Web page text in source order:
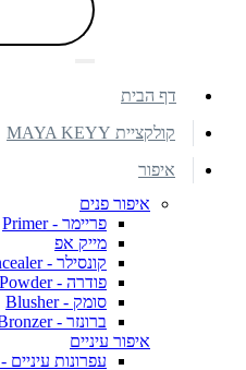
דף הבית
קולקציית MAYA KEYY
איפור
איפור פנים
פריימר - Primer
מייק אפ
קונסילר - Concealer
פודרה - Face Powder
סומק - Blusher
ברונזר - Bronzer
איפור עיניים
עפרונות עיניים - Eye Pencils